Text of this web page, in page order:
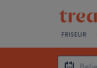
FRISEUR